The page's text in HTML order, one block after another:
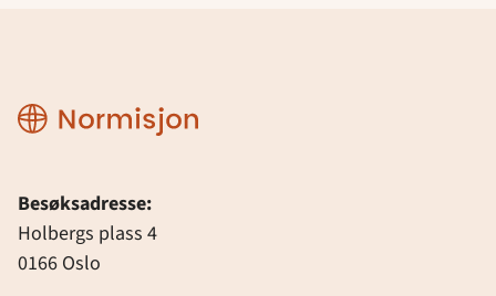
Normisjon
Besøksadresse:
Holbergs plass 4
0166 Oslo